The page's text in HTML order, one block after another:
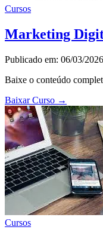
Cursos
Marketing
Publicado em: 06/03/2026
Baixe o conteúdo
Baixar Curso →
Cursos